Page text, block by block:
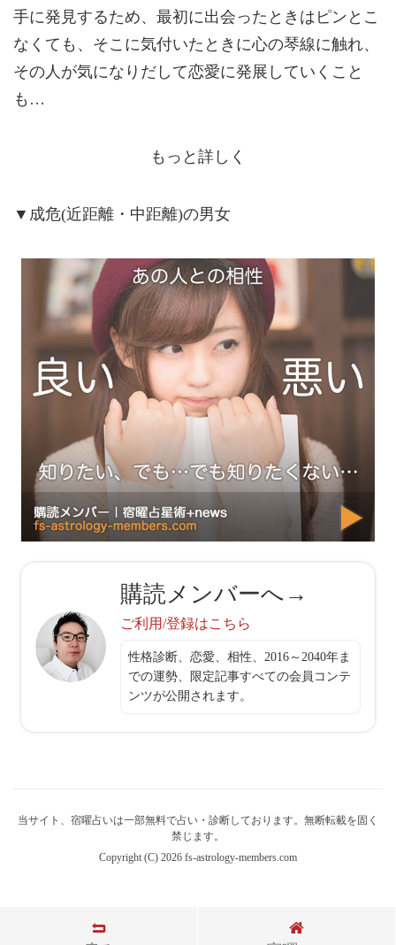
手に発見するため、最初に出会ったときはピンとこ
なくても、そこに気付いたときに心の琴線に触れ、
その人が気になりだして恋愛に発展していくこと
も…
もっと詳しく
▼成危(近距離・中距離)の男女
購読メンバーへ→
ご利用/登録はこちら
性格診断、恋愛、相性、2016～2040年ま
での運勢、限定記事すべての会員コンテ
ンツが公開されます。
当サイト、宿曜占いは一部無料で占い・診断しております。無断転載を固く
禁じます。
Copyright (C) 2026 fs-astrology-members.com